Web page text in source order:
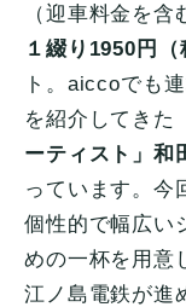
（迎車料金を
１綴り1950円
ト。aiccoでも
を紹介してきた
ーティスト」和
っています。今
個性的で幅広い
めの一杯を用意
江ノ島電鉄が進